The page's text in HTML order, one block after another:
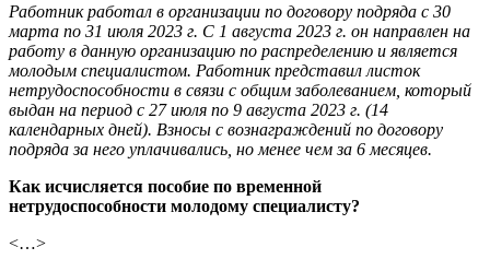
Работник работал в организации по договору подряда с 30
марта по 31 июля 2023 г. С 1 августа 2023 г. он направлен на
работу в данную организацию по распределению и является
молодым специалистом. Работник представил листок
нетрудоспособности в связи с общим заболеванием, который
выдан на период с 27 июля по 9 августа 2023 г. (14
календарных дней). Взносы с вознаграждений по договору
подряда за него уплачивались, но менее чем за 6 месяцев.
Как исчисляется пособие по временной
нетрудоспособности молодому специалисту?
<…>